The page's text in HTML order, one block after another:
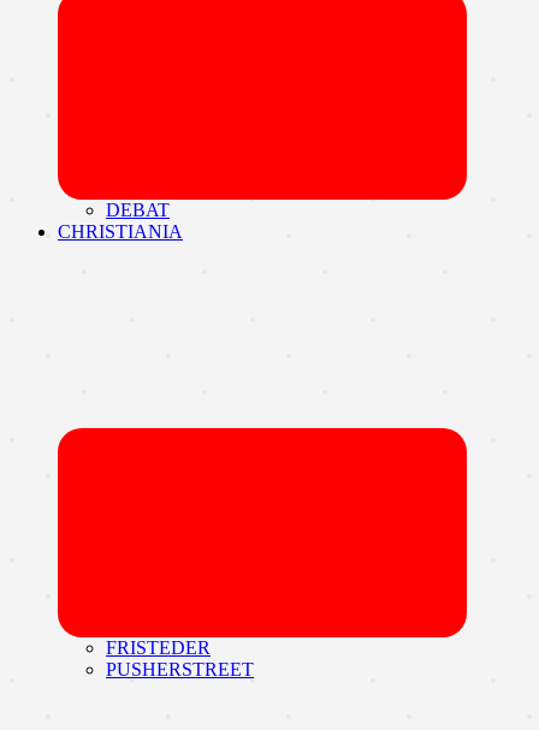
Udvid
DEBAT
CHRISTIANIA
Udvid
FRISTEDER
PUSHERSTREET